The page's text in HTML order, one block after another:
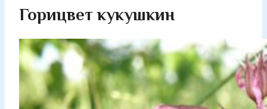
Горицвет кукушкин